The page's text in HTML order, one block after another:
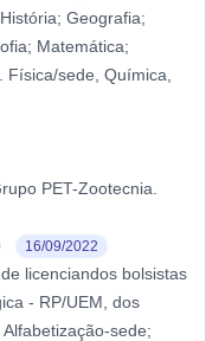
Geografia;
Matemática;
sede, Química,
PET-Zootecnia.
16/09/2022
licenciandos bolsistas
- RP/UEM, dos
sede;